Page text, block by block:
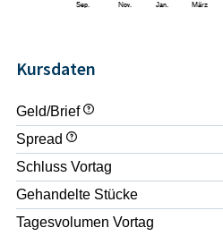
Kursdaten
Geld/Brief
Spread
Schluss Vortag
Gehandelte Stücke
Tagesvolumen Vortag